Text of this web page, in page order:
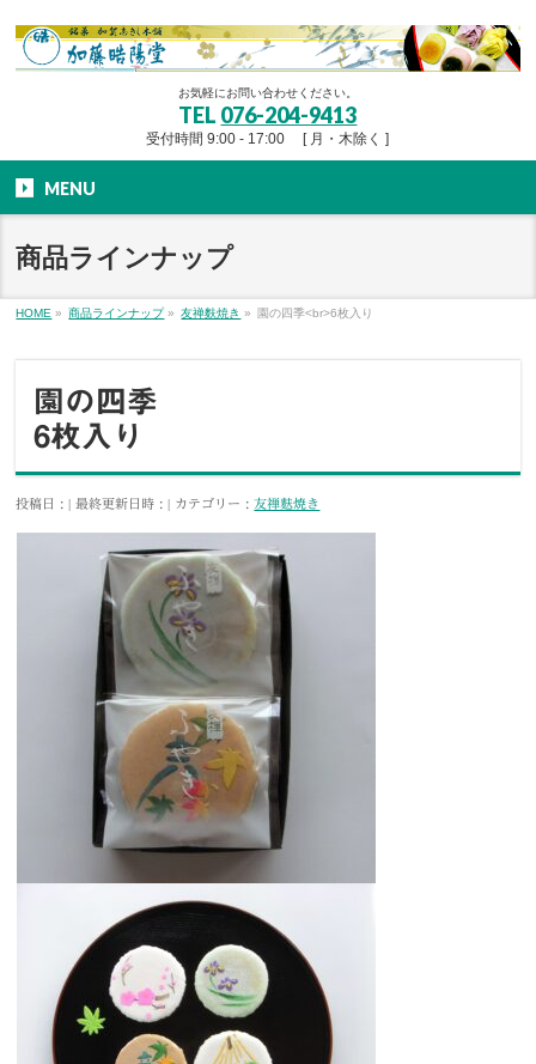
お気軽にお問い合わせください。
TEL 076-204-9413
受付時間 9:00 - 17:00 [ 月・木除く ]
MENU
商品ラインナップ
HOME » 商品ラインナップ» 友禅麩焼き » 園の四季<br>6枚入り
園の四季
6枚入り
投稿日 : 最終更新日時 : カテゴリー :友禅麩焼き